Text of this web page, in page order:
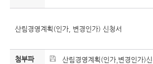
산림경영계획(인가, 변경인가) 신청서
첨부파
산림경영계획(인가¸변경인가)